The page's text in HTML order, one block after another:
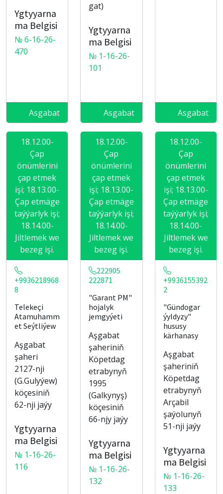
Ygtyyarna
ma Belgisi
№ 6-16-26-
470
Asgabat
gat)
Ygtyyarna
ma Belgisi
№ 1-16-26-
101
Asgabat Asgabat
18.12.00-
Çap
önümlerini
çap etmek
işi; 18.13.00-
Çap etmäge
taýýarlyk işi;
18.14.00-
Jiltlemek we
bezeg işi.
+9936218968
8
Telekeçi
Atamuhamm
et Seýtliýew
Aşgabat
şaheri
2127-nji
(G.Gulyýew)
köçesiniň
62-nji jaýy
Ygtyyarna
ma Belgisi
№ 1-16-26-
116
18.12.00-
Çap
önümlerini
çap etmek
işi; 18.13.00-
Çap etmäge
taýýarlyk işi;
18.14.00-
Jiltlemek we
bezeg işi.
222905
222871
"Garant PM"
hojalyk
jemgyýeti
Aşgabat
şaheriniň
Köpetdag
etrabynyň
1995
(Galkynyş)
köçesiniň
66-njy jaýy
Ygtyyarna
ma Belgisi
№ 1-16-26-
132
18.12.00-
Çap
önümlerini
çap etmek
işi; 18.13.00-
Çap etmäge
taýýarlyk işi;
18.14.00-
Jiltlemek we
bezeg işi.
+9936155392
2
"Gündogar
ýyldyzy"
hususy
kärhanasy
Aşgabat
şaheriniň
Köpetdag
etrabynyň
Arçabil
şaýolunyň
51-nji jaýy
Ygtyyarna
ma Belgisi
№ 1-16-26-
133